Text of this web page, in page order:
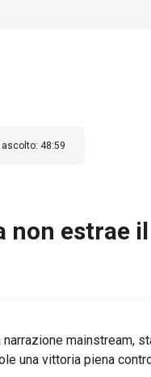
ascolto: 48:59
non estrae
narrazione mainstream,
una vittoria piena